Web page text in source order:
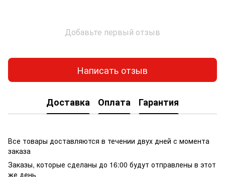
Добавьте первый отзыв
Написать отзыв
Доставка Оплата Гарантия
Все товары доставляются в течении двух дней с момента
заказа
Заказы, которые сделаны до 16:00 будут отправлены в этот
же день